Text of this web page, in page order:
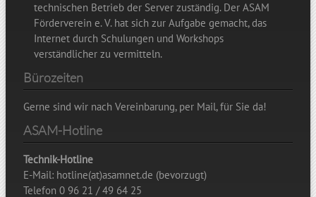
technischen Betrieb der Server zuständig. Der ASAM
Förderverein e. V. hat sich zur Aufgabe gemacht, das
Internet durch Schulungen und Workshops
verständlicher zu vermitteln.
Bürozeiten
Gerne sind wir nach Vereinbarung, per Mail, für Sie da!
ASAM-Hotline
Technik-Hotline
E-Mail: hotline(at)asamnet.de (bevorzugt)
Telefon 0 96 21 / 49 64 25